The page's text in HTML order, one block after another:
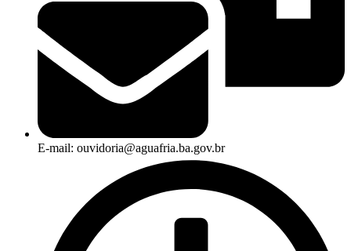
E-mail: ouvidoria@aguafria.ba.gov.br